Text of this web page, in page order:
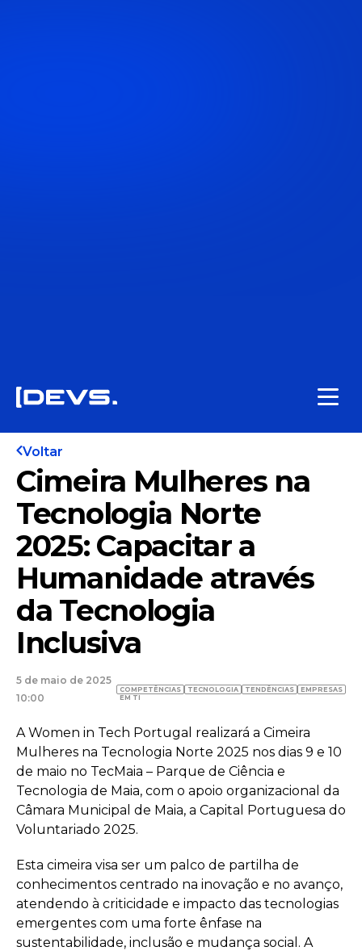
Voltar
Cimeira Mulheres na
Tecnologia Norte
2025: Capacitar a
Humanidade através
da Tecnologia
Inclusiva
5 de maio de 2025
10:00
COMPETÊNCIAS
EM TI
TECNOLOGIA TENDÊNCIAS EMPRESAS
A Women in Tech Portugal realizará a Cimeira
Mulheres na Tecnologia Norte 2025 nos dias 9 e 10
de maio no TecMaia – Parque de Ciência e
Tecnologia de Maia, com o apoio organizacional da
Câmara Municipal de Maia, a Capital Portuguesa do
Voluntariado 2025.
Esta cimeira visa ser um palco de partilha de
conhecimentos centrado na inovação e no avanço,
atendendo à criticidade e impacto das tecnologias
emergentes com uma forte ênfase na
sustentabilidade, inclusão e mudança social. A